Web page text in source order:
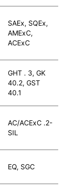
SAEx, SQEx,
AMExC,
ACExC
GHT . 3, GK
40.2, GST
40.1
AC/ACExC .2-
SIL
EQ, SGC